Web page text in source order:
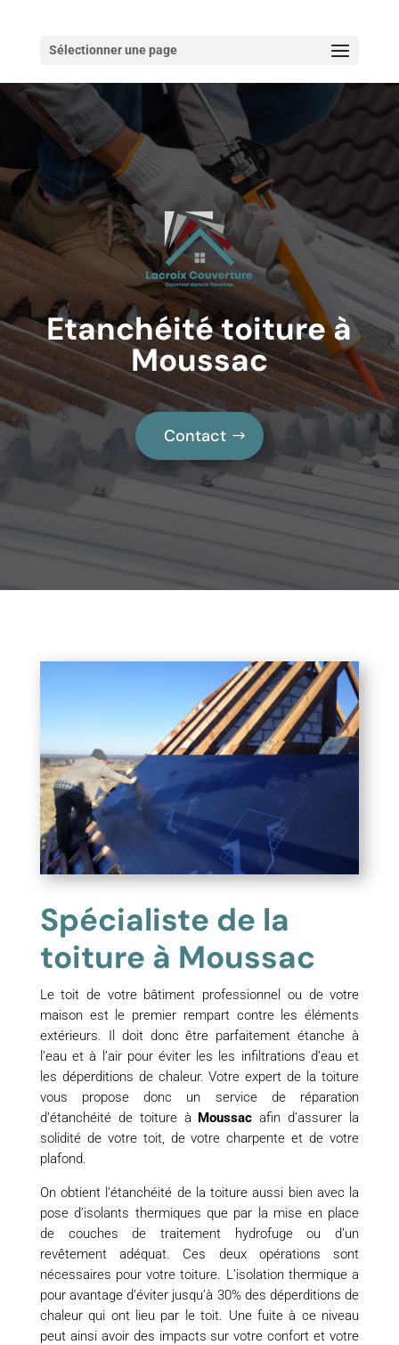
Sélectionner une page
Etanchéité toiture à
Moussac
Contact
Spécialiste de la
toiture à Moussac
Le toit de votre bâtiment professionnel ou de votre
maison est le premier rempart contre les éléments
extérieurs. Il doit donc être parfaitement étanche à
l’eau et à l’air pour éviter les les infiltrations d’eau et
les déperditions de chaleur. Votre expert de la toiture
vous propose donc un service de réparation
d’étanchéité de toiture à Moussac afin d’assurer la
solidité de votre toit, de votre charpente et de votre
plafond.
On obtient l’étanchéité de la toiture aussi bien avec la
pose d’isolants thermiques que par la mise en place
de couches de traitement hydrofuge ou d’un
revêtement adéquat. Ces deux opérations sont
nécessaires pour votre toiture. L’isolation thermique a
pour avantage d’éviter jusqu’à 30% des déperditions de
chaleur qui ont lieu par le toit. Une fuite à ce niveau
peut ainsi avoir des impacts sur votre confort et votre